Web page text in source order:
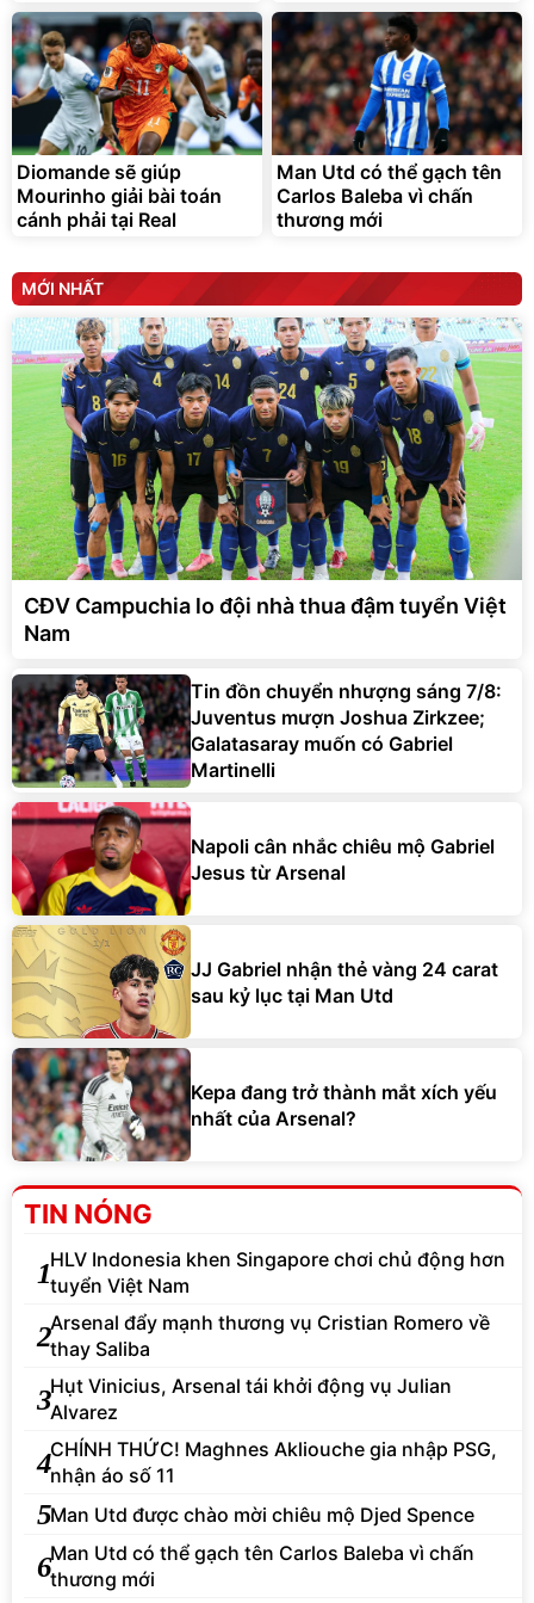
G-FORCE VIETNA
Diomande sẽ giúp
Mourinho giải bài toán
cánh phải tại Real
Man Utd có thể gạch tên
Carlos Baleba vì chấn
thương mới
MỚI NHẤT
CĐV Campuchia lo đội nhà thua đậm tuyển Việt
Nam
Tin đồn chuyển nhượng sáng 7/8:
Juventus mượn Joshua Zirkzee;
Galatasaray muốn có Gabriel
Martinelli
Napoli cân nhắc chiêu mộ Gabriel
Jesus từ Arsenal
JJ Gabriel nhận thẻ vàng 24 carat
sau kỷ lục tại Man Utd
Kepa đang trở thành mắt xích yếu
nhất của Arsenal?
TIN NÓNG
1HLV Indonesia khen Singapore chơi chủ động hơn
tuyển Việt Nam
2Arsenal đẩy mạnh thương vụ Cristian Romero về
thay Saliba
3Hụt Vinicius, Arsenal tái khởi động vụ Julian
Alvarez
4CHÍNH THỨC! Maghnes Akliouche gia nhập PSG,
nhận áo số 11
5Man Utd được chào mời chiêu mộ Djed Spence
6Man Utd có thể gạch tên Carlos Baleba vì chấn
thương mới